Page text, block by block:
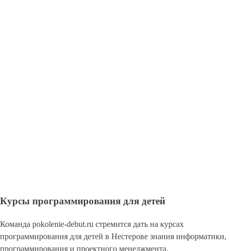
Курсы программирования для детей
Команда pokolenie-debut.ru стремится дать на курсах
программирования для детей в Нестерове знания информатики,
программирования и проектного менеджмента.